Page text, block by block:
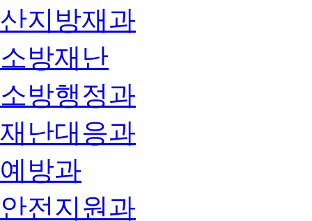
산지방재과
소방재난
소방행정과
재난대응과
예방과
안전지원과